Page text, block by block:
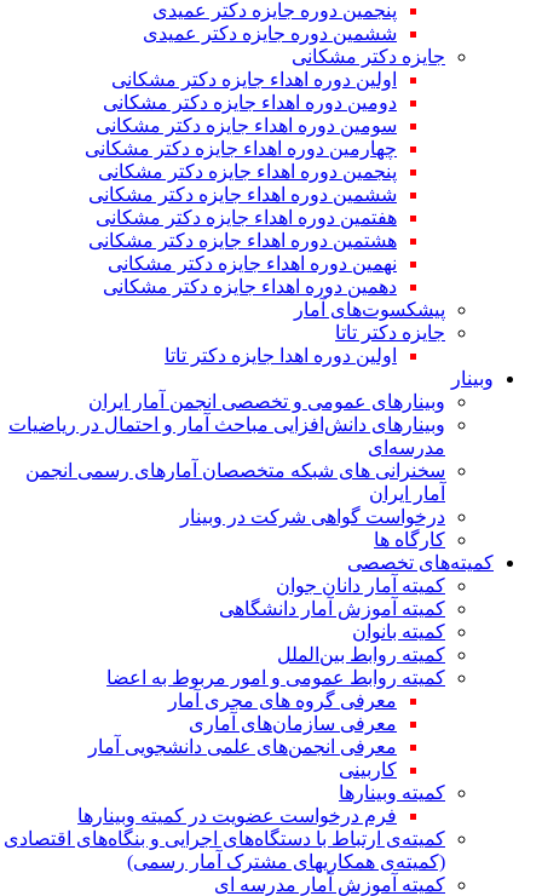
پنجمین دوره جایزه دکتر عمیدی
ششمین دوره جایزه دکتر عمیدی
جایزه دکتر مشکانی
اولین دوره اهداء جایزه دکتر مشکانی
دومین دوره اهداء جایزه دکتر مشکانی
سومین دوره اهداء جایزه دکتر مشکانی
چهارمین دوره اهداء جایزه دکتر مشکانی
پنجمین دوره اهداء جایزه دکتر مشکانی
ششمین دوره اهداء جایزه دکتر مشکانی
هفتمین دوره اهداء جایزه دکتر مشکانی
هشتمین دوره اهداء جایزه دکتر مشکانی
نهمین دوره اهداء جایزه دکتر مشکانی
دهمین دوره اهداء جایزه دکتر مشکانی
پیشکسوت‌های آمار
جایزه دکتر تاتا
اولین دوره اهدا جایزه دکتر تاتا
وبینار
وبینارهای عمومی و تخصصی انجمن آمار ایران
وبینارهای دانش‌افزایی مباحث آمار و احتمال در ریاضیات
مدرسه‌ای
سخنرانی های شبکه متخصصان آمارهای رسمی انجمن
آمار ایران
درخواست گواهی شرکت در وبینار
کارگاه ها
کمیته‌های تخصصی
کمیته آمار دانان جوان
کمیته آموزش آمار دانشگاهی
کمیته بانوان
کمیته روابط بین‌الملل
کمیته روابط عمومی و امور مربوط به اعضا
معرفی گروه های مجری آمار
معرفی سازمان‌های آماری
معرفی انجمن‌های علمی دانشجویی آمار
کاربینی
کمیته وبینارها
فرم درخواست عضویت در کمیته وبینارها
کمیته‌ی ارتباط با دستگاه‌های اجرایی و بنگاه‌های اقتصادی
(کمیته‌ی همکاریهای مشترک آمار رسمی)
کمیته آموزش آمار مدرسه ای